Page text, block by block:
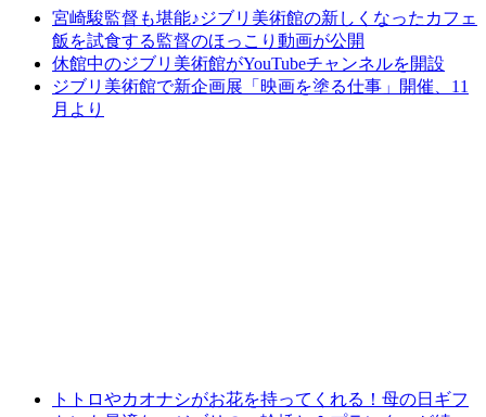
宮崎駿監督も堪能♪ジブリ美術館の新しくなったカフェ
飯を試食する監督のほっこり動画が公開
休館中のジブリ美術館がYouTubeチャンネルを開設
ジブリ美術館で新企画展「映画を塗る仕事」開催、11
月より
トトロやカオナシがお花を持ってくれる！母の日ギフ